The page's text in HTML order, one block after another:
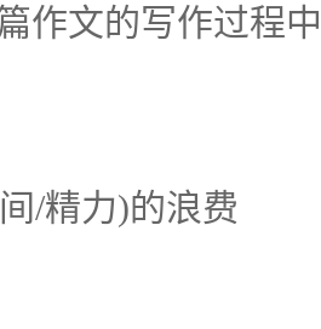
作文的写作过程中
/精力)的浪费